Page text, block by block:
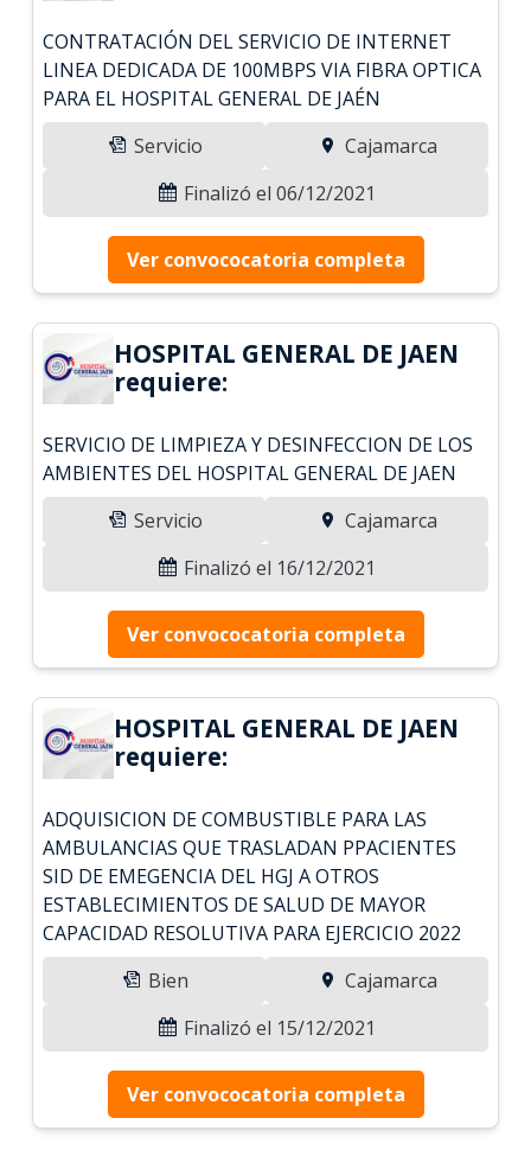
CONTRATACIÓN DEL SERVICIO DE INTERNET
LINEA DEDICADA DE 100MBPS VIA FIBRA OPTICA
PARA EL HOSPITAL GENERAL DE JAÉN
Servicio
Cajamarca
Finalizó el 06/12/2021
Ver convococatoria completa
HOSPITAL GENERAL DE JAEN
requiere:
SERVICIO DE LIMPIEZA Y DESINFECCION DE LOS
AMBIENTES DEL HOSPITAL GENERAL DE JAEN
Servicio
Cajamarca
Finalizó el 16/12/2021
Ver convococatoria completa
HOSPITAL GENERAL DE JAEN
requiere:
ADQUISICION DE COMBUSTIBLE PARA LAS
AMBULANCIAS QUE TRASLADAN PPACIENTES
SID DE EMEGENCIA DEL HGJ A OTROS
ESTABLECIMIENTOS DE SALUD DE MAYOR
CAPACIDAD RESOLUTIVA PARA EJERCICIO 2022
Bien
Cajamarca
Finalizó el 15/12/2021
Ver convococatoria completa